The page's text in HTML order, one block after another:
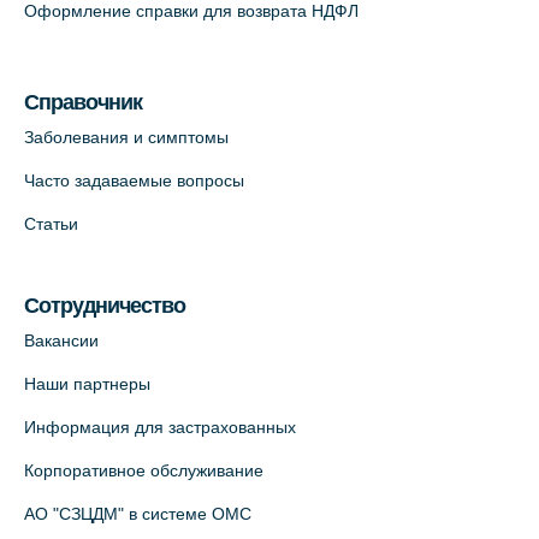
+7 (812) 660-73-69
На карте
На карте
Лабораторный терминал на
партнёр)
+7 (812) 498-10-30
Оформление справки для возврата НДФЛ
Справочник
Заболевания и симптомы
Часто задаваемые вопросы
Статьи
Сотрудничество
Вакансии
Наши партнеры
Информация для застрахованных
Корпоративное обслуживание
АО "СЗЦДМ" в системе ОМС